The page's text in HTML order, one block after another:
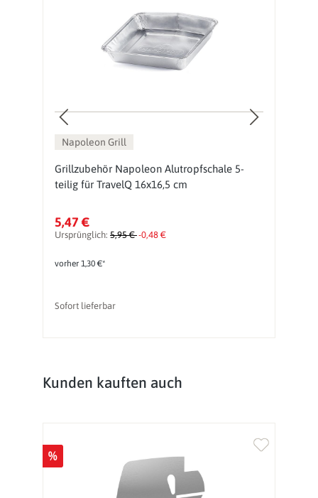
Napoleon Grill
Grillzubehör Napoleon Alutropfschale 5-
teilig für TravelQ 16x16,5 cm
5,47 €
Ursprünglich: 5,95 €-0,48 €
vorher 1,30 €*
Sofort lieferbar
Produktgalerie überspringen
Kunden kauften auch
%